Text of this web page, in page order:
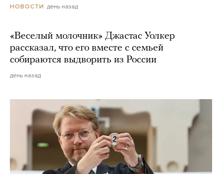
НОВОСТИ день назад
«Веселый молочник» Джастас Уолкер
рассказал, что его вместе с семьей
собираются выдворить из России
день назад